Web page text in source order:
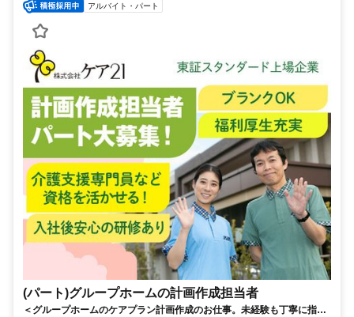
アルバイト・パート
(パート)グループホームの計画作成担当者
＜グループホームのケアプラン計画作成のお仕事。未経験も丁寧に指導